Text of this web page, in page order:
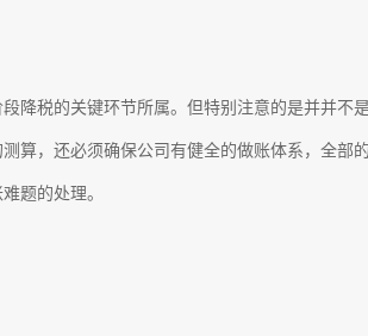
降税的关键环节所属。但特别注意的是并并
算，还必须确保公司有健全的做账体系，全
题的处理。